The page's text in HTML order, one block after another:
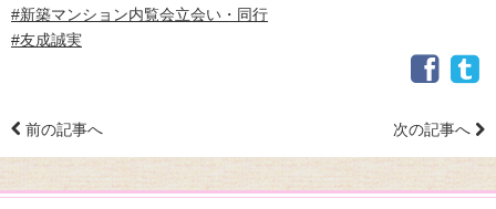
#新築マンション内覧会立会い・同行
#友成誠実
前の記事へ 次の記事へ